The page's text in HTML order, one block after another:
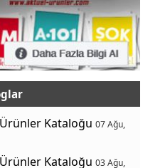
Kataloğu 07 Ağu,
Kataloğu 03 Ağu,